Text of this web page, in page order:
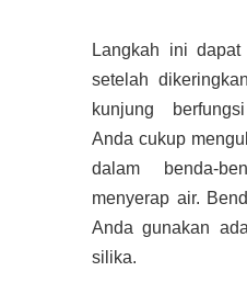
Langkah ini
setelah
kunjung
Anda cukup
dalam benda-
menyerap air.
Anda gunakan
silika.